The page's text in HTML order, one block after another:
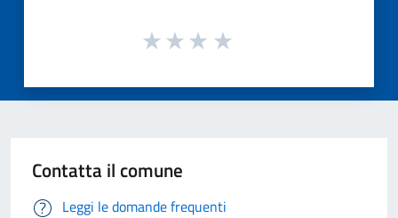
Contatta il comune
Leggi le domande frequenti